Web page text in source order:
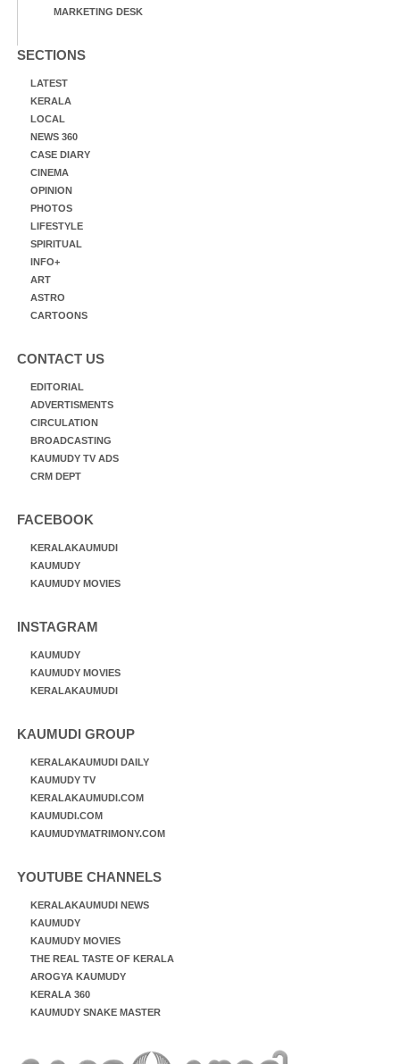
MARKETING DESK
SECTIONS
LATEST
KERALA
LOCAL
NEWS 360
CASE DIARY
CINEMA
OPINION
PHOTOS
LIFESTYLE
SPIRITUAL
INFO+
ART
ASTRO
CARTOONS
CONTACT US
EDITORIAL
ADVERTISMENTS
CIRCULATION
BROADCASTING
KAUMUDY TV ADS
CRM DEPT
FACEBOOK
KERALAKAUMUDI
KAUMUDY
KAUMUDY MOVIES
INSTAGRAM
KAUMUDY
KAUMUDY MOVIES
KERALAKAUMUDI
KAUMUDI GROUP
KERALAKAUMUDI DAILY
KAUMUDY TV
KERALAKAUMUDI.COM
KAUMUDI.COM
KAUMUDYMATRIMONY.COM
YOUTUBE CHANNELS
KERALAKAUMUDI NEWS
KAUMUDY
KAUMUDY MOVIES
THE REAL TASTE OF KERALA
AROGYA KAUMUDY
KERALA 360
KAUMUDY SNAKE MASTER